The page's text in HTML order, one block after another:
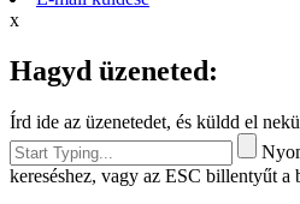
x
Hagyd üzeneted:
Írd ide az üzenetedet, és küldd el
kereséshez, vagy az ESC billentyűt a